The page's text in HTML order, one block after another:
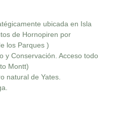
ubicada en Isla
de Hornopiren por
los Parques )
y Conservación. Acceso todo
Montt)
natural de Yates.